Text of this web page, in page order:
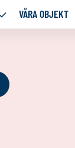
VÅRA VÅRA OBJEKT